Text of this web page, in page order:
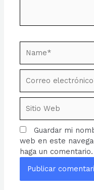
electrónico*
Web
Guardar mi
web en este
haga un comentario.